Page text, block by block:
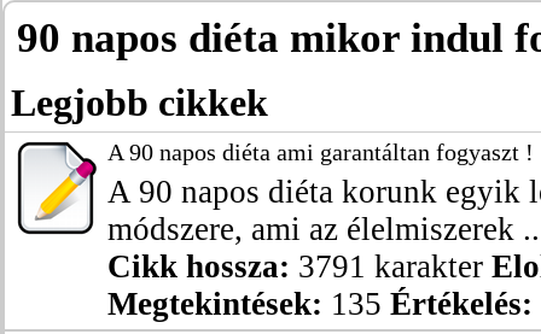
90 napos diéta mikor indul
Legjobb cikkek
A 90 napos diéta ami garantáltan fogyaszt !
A 90 napos diéta korunk egyik
módszere, ami az élelmiszerek
Cikk hossza: 3791 karakter
Megtekintések: 135 Értékelés: